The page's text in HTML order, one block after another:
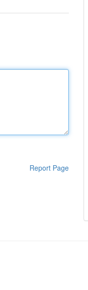
Report Page